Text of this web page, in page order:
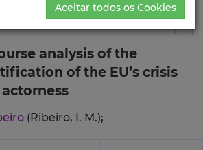
analysis of the
of the EU’s crisis
(Ribeiro, I. M.);
Aceitar todos os Cookies